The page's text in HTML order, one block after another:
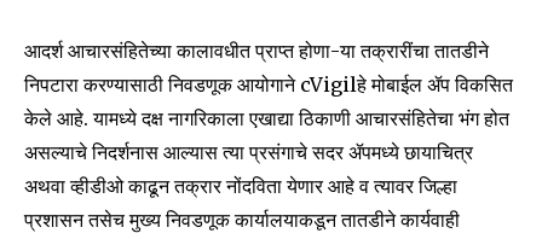
आदर्श आचारसंहितेच्या कालावधीत प्राप्त होणा-या तक्रारींचा तातडीने
निपटारा करण्यासाठी निवडणूक आयोगाने cVigilहे मोबाईल ॲप विकसित
केले आहे. यामध्ये दक्ष नागरिकाला एखाद्या ठिकाणी आचारसंहितेचा भंग होत
असल्याचे निदर्शनास आल्यास त्या प्रसंगाचे सदर ॲपमध्ये छायाचित्र
अथवा व्हीडीओ काढून तक्रार नोंदविता येणार आहे व त्यावर जिल्हा
प्रशासन तसेच मुख्य निवडणूक कार्यालयाकडून तातडीने कार्यवाही